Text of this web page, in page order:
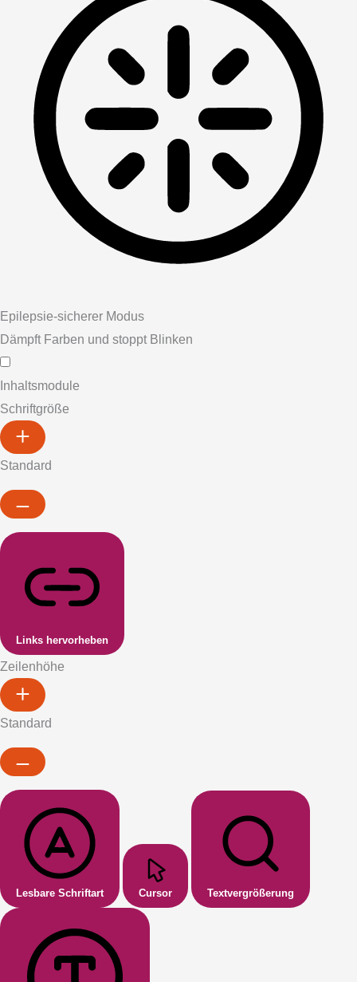
Epilepsie-sicherer Modus
Dämpft Farben und stoppt Blinken
Inhaltsmodule
Schriftgröße
Standard
Links hervorheben
Zeilenhöhe
Standard
Lesbare Schriftart Cursor Textvergrößerung